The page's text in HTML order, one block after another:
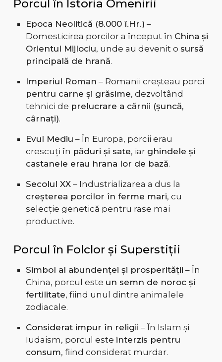
Porcul în Istoria Omenirii
Epoca Neolitică (8.000 î.Hr.) –
Domesticirea porcilor a început în China și
Orientul Mijlociu, unde au devenit o sursă
principală de hrană.
Imperiul Roman – Romanii creșteau porci
pentru carne și grăsime, dezvoltând
tehnici de prelucrare a cărnii (șuncă,
cârnați).
Evul Mediu – În Europa, porcii erau
crescuți în păduri și sate, iar ghindele și
castanele erau hrana lor de bază.
Secolul XX– Industrializarea a dus la
creșterea porcilor în ferme mari, cu
selecție genetică pentru rase mai
productive.
Porcul în Folclor și Superstiții
Simbol al abundenței și prosperității – În
China, porcul este un semn de noroc și
fertilitate, fiind unul dintre animalele
zodiacale.
Considerat impur în religii – În Islam și
Iudaism, porcul este interzis pentru
consum, fiind considerat murdar.